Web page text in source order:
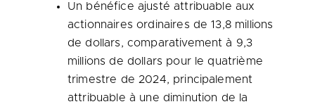
Un bénéfice ajusté attribuable aux
actionnaires ordinaires de 13,8 millions
de dollars, comparativement à 9,3
millions de dollars pour le quatrième
trimestre de 2024, principalement
attribuable à une diminution de la